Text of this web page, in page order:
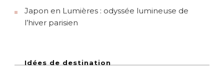
Japon en Lumières : odyssée lumineuse de
l’hiver parisien
Idées de destination